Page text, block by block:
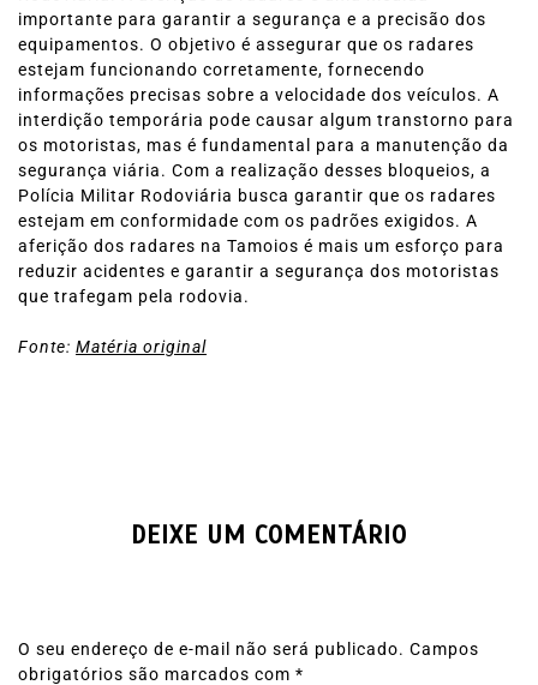
importante para garantir a segurança e a precisão dos
equipamentos. O objetivo é assegurar que os radares
estejam funcionando corretamente, fornecendo
informações precisas sobre a velocidade dos veículos. A
interdição temporária pode causar algum transtorno para
os motoristas, mas é fundamental para a manutenção da
segurança viária. Com a realização desses bloqueios, a
Polícia Militar Rodoviária busca garantir que os radares
estejam em conformidade com os padrões exigidos. A
aferição dos radares na Tamoios é mais um esforço para
reduzir acidentes e garantir a segurança dos motoristas
que trafegam pela rodovia.
Fonte: Matéria original
DEIXE UM COMENTÁRIO
O seu endereço de e-mail não será publicado. Campos
obrigatórios são marcados com *